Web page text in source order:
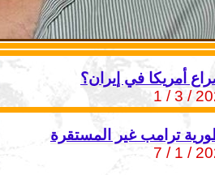
أمريكا في إيران؟
ترامب غير المستقرة